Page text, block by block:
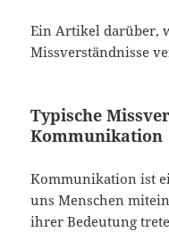
Ein Artikel darüber,
Missverständnisse
Typische
Kommunikation
Kommunikation ist
uns Menschen
ihrer Bedeutung